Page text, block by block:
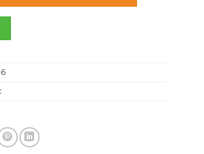
1,000,000 ₫.
là: